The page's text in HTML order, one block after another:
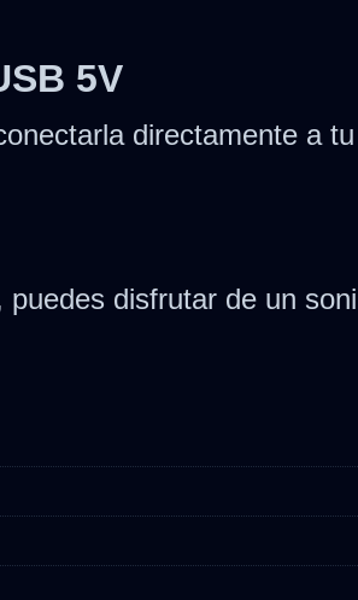
5V
directamente a
puedes disfrutar de un